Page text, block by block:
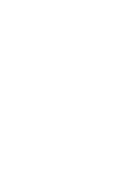
एक साल में दोगुना ही
ही हैं जो पूरी ईमानदारी
को शानदार मौके लेकर
कर्म हम कर दे रहे हैं। बाकी